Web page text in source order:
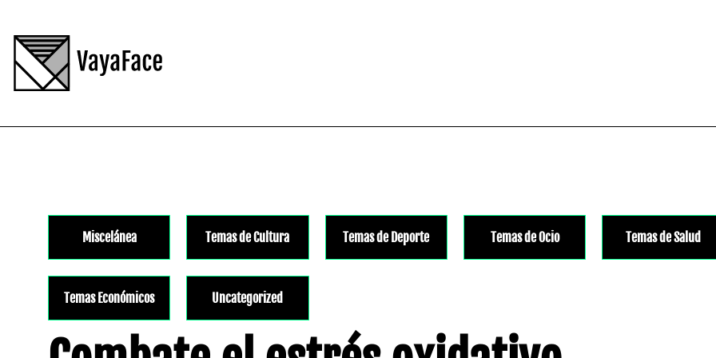
Miscelánea Temas de Cultura Temas de Deporte Temas de Ocio Temas de Salud
Temas Económicos Uncategorized